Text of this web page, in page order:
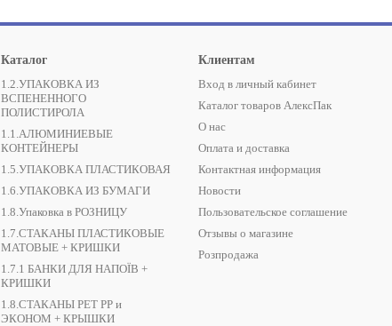
Каталог
1.2.УПАКОВКА ИЗ
ВСПЕНЕННОГО
ПОЛИСТИРОЛА
1.1.АЛЮМИНИЕВЫЕ
КОНТЕЙНЕРЫ
1.5.УПАКОВКА ПЛАСТИКОВАЯ
1.6.УПАКОВКА ИЗ БУМАГИ
1.8.Упаковка в РОЗНИЦУ
1.7.СТАКАНЫ ПЛАСТИКОВЫЕ
МАТОВЫЕ + КРИШКИ
1.7.1 БАНКИ ДЛЯ НАПОЇВ +
КРИШКИ
1.8.СТАКАНЫ РЕТ РР и
ЭКОНОМ + КРЫШКИ
Клиентам
Вход в личный кабинет
Каталог товаров АлексПак
О нас
Оплата и доставка
Контактная информация
Новости
Пользовательское соглашение
Отзывы о магазине
Розпродажа